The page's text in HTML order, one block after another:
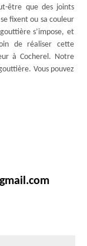
être que des joints
fixent ou sa couleur
s’impose, et
de réaliser cette
à Cocherel. Notre
Vous pouvez